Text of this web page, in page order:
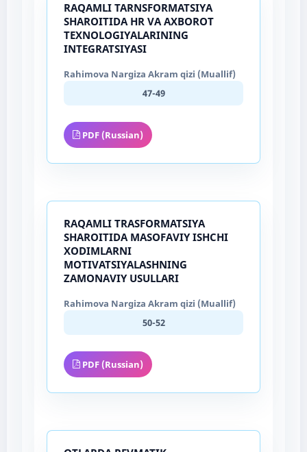
RAQAMLI TARNSFORMATSIYA
SHAROITIDA HR VA AXBOROT
TEXNOLOGIYALARINING
INTEGRATSIYASI
Rahimova Nargiza Akram qizi (Muallif)
47-49
PDF (Russian)
RAQAMLI TRASFORMATSIYA
SHAROITIDA MASOFAVIY ISHCHI
XODIMLARNI
MOTIVATSIYALASHNING
ZAMONAVIY USULLARI
Rahimova Nargiza Akram qizi (Muallif)
50-52
PDF (Russian)